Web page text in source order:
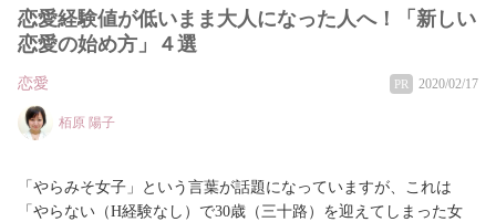
恋愛経験値が低いまま大人になった人へ！「新しい
恋愛の始め方」４選
恋愛 PR 2020/02/17
栢原 陽子
「やらみそ女子」という言葉が話題になっていますが、これは
「やらない（H経験なし）で30歳（三十路）を迎えてしまった女